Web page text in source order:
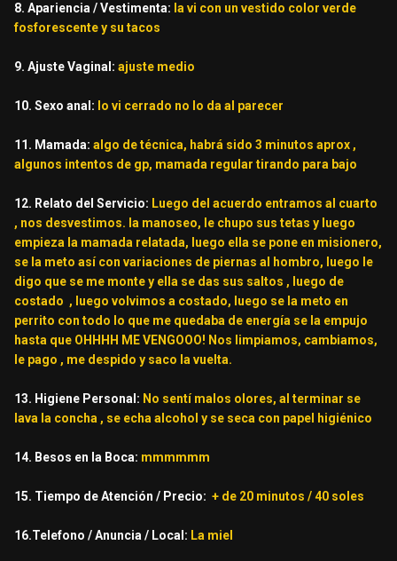
8. Apariencia / Vestimenta: la vi con un vestido color verde
fosforescente y su tacos
9. Ajuste Vaginal: ajuste medio
10. Sexo anal: lo vi cerrado no lo da al parecer
11. Mamada: algo de técnica, habrá sido 3 minutos aprox ,
algunos intentos de gp, mamada regular tirando para bajo
12. Relato del Servicio: Luego del acuerdo entramos al cuarto
, nos desvestimos. la manoseo, le chupo sus tetas y luego
empieza la mamada relatada, luego ella se pone en misionero,
se la meto así con variaciones de piernas al hombro, luego le
digo que se me monte y ella se das sus saltos , luego de
costado , luego volvimos a costado, luego se la meto en
perrito con todo lo que me quedaba de energía se la empujo
hasta que OHHHH ME VENGOOO! Nos limpiamos, cambiamos,
le pago , me despido y saco la vuelta.
13. Higiene Personal: No sentí malos olores, al terminar se
lava la concha , se echa alcohol y se seca con papel higiénico
14. Besos en la Boca: mmmmmm
15. Tiempo de Atención / Precio: + de 20 minutos / 40 soles
16.Telefono / Anuncia / Local: La miel